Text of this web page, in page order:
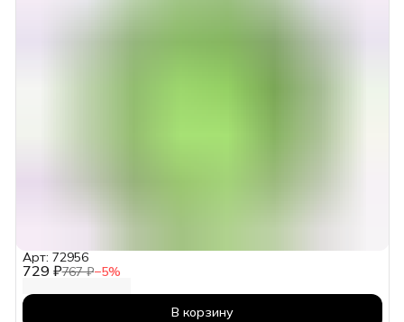
729 ₽767 ₽−5%
Арт: 72956
В корзину